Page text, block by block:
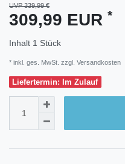
UVP 339,99 €
309,99 EUR *
Inhalt 1 Stück
* inkl. ges. MwSt. zzgl. Versandkosten
Liefertermin: Im Zulauf